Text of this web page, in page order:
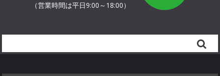
（営業時間は平日9:00～18:00）